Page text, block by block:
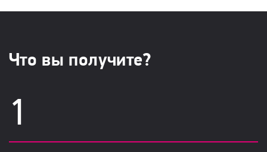
Что вы получите?